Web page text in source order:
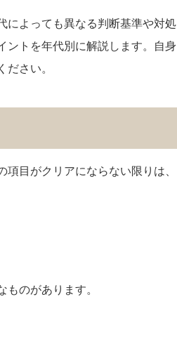
によっても異なる判断基準や対処
ントを年代別に解説します。自身
さい。
目がクリアにならない限りは、
のがあります。